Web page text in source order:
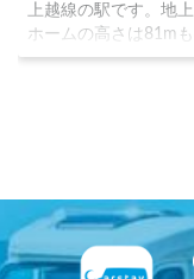
上越線の駅です。地
ホームの高さは81m
差があり、地上に出